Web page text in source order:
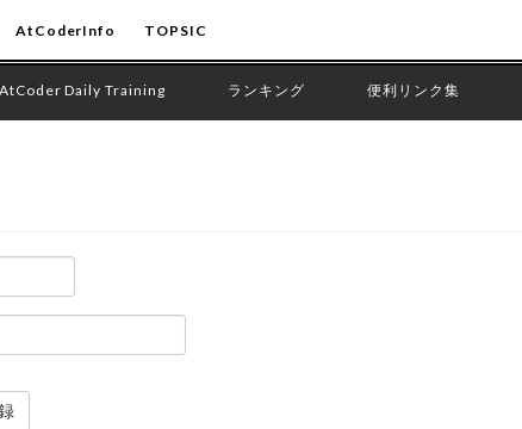
AtCoderInfo TOPSIC
AtCoder Daily Training ランキング 便利リンク集